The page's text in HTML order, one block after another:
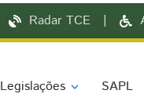
Radar TCE |
Legislações expand_more SAPL